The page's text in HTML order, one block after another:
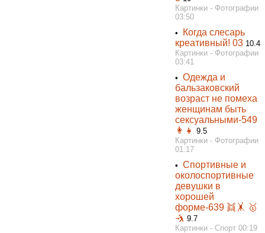
Картинки - Фотографии
03:50
•
Когда слесарь
креативный! 03 10.4
Картинки - Фотографии
03:41
•Одежда и
бальзаковский
возраст не помеха
женщинам быть
сексуальными-549
👩👧 9.5
Картинки - Фотографии
01:17
•Спортивные и
околоспортивные
девушки в
хорошей
форме-639 👯‍🤸 🥇
🤺 9.7
Картинки - Спорт 00:19